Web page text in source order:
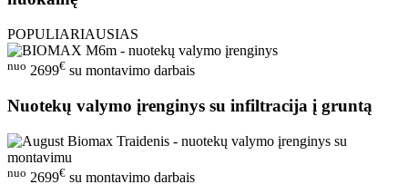
POPULIARIAUSIAS
nuo 2699€ su montavimo darbais
Nuotekų valymo įrenginys su infiltracija į gruntą
nuo 2699€ su montavimo darbais